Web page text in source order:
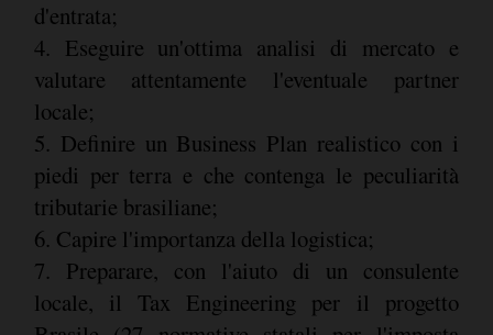
d'entrata;
4. Eseguire un'ottima analisi di mercato e
valutare attentamente l'eventuale partner
locale;
5. Definire un Business Plan realistico con i
piedi per terra e che contenga le peculiarità
tributarie brasiliane;
6. Capire l'importanza della logistica;
7. Preparare, con l'aiuto di un consulente
locale, il Tax Engineering per il progetto